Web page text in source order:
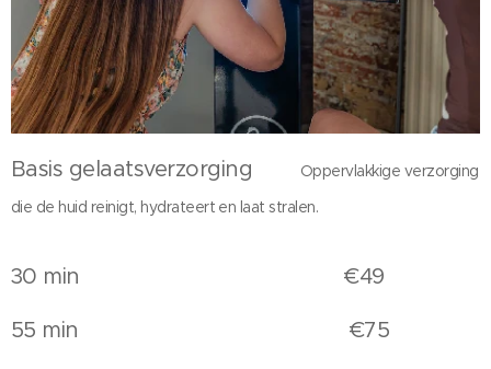
Basis gelaatsverzorging
Oppervlakkige verzorging
die de huid reinigt, hydrateert en laat stralen.
30 min €49
55 min €75